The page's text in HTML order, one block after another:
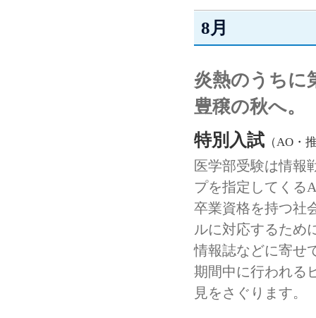
8月
炎熱のうちに
豊穣の秋へ。
特別入試 （AO・
医学部受験は情報
プを指定してくる
卒業資格を持つ社
ルに対応するため
情報誌などに寄せ
期間中に行われる
見をさぐります。